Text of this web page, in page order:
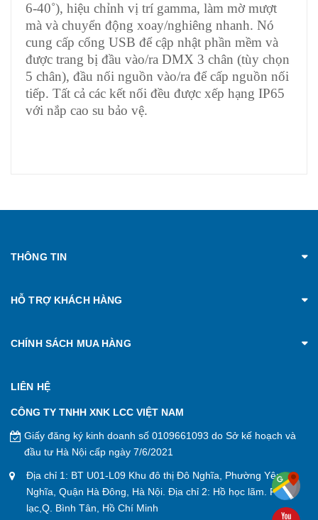
6-40˚), hiệu chỉnh vị trí gamma, làm mờ mượt
mà và chuyển động xoay/nghiêng nhanh. Nó
cung cấp cổng USB để cập nhật phần mềm và
được trang bị đầu vào/ra DMX 3 chân (tùy chọn
5 chân), đầu nối nguồn vào/ra để cấp nguồn nối
tiếp. Tất cả các kết nối đều được xếp hạng IP65
với nắp cao su bảo vệ.
THÔNG TIN
HỖ TRỢ KHÁCH HÀNG
CHÍNH SÁCH MUA HÀNG
LIÊN HỆ
CÔNG TY TNHH XNK LCC VIỆT NAM
Giấy đăng ký kinh doanh số 0109661093 do Sở kế hoạch và
đầu tư Hà Nội cấp ngày 7/6/2021
Địa chỉ 1: BT U01-L09 Khu đô thị Đô Nghĩa, Phường Yên
Nghĩa, Quận Hà Đông, Hà Nội. Địa chỉ 2: Hồ học lãm. P. An
lạc,Q. Bình Tân, Hồ Chí Minh